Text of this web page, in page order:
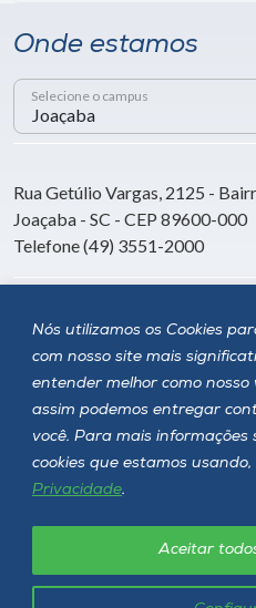
Nós utilizamos os Cookies
com nosso site mais
entender melhor como
assim podemos entregar
você. Para mais
cookies que estamos usando,
Privacidade.
Aceitar
Onde estamos
Selecione o campus
Rua Getúlio Vargas, 2125 -
Joaçaba - SC - CEP 89600-000
Telefone (49) 3551-2000
Siga a Unoesc
Política de privacidade LGPD